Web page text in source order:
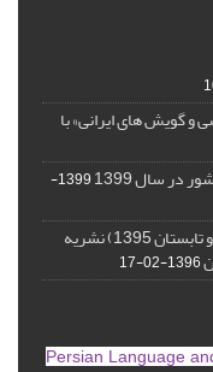
و گویش های ایرانی» با
در سال 1399
1399-
اعطای رتبه علمی - پژوهشی از شماره اول (بهار و تابستان 1395) نشریه
1396-02-17